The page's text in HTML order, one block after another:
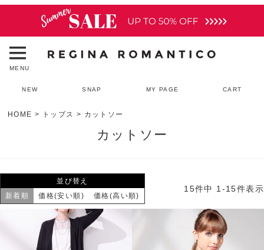
MENU
NEW SNAP MY PAGE CART
HOME トップス カットソー
カットソー
並び替え
新着順
価格(安い順) 価格(高い順)
15件中 1 -15件表示